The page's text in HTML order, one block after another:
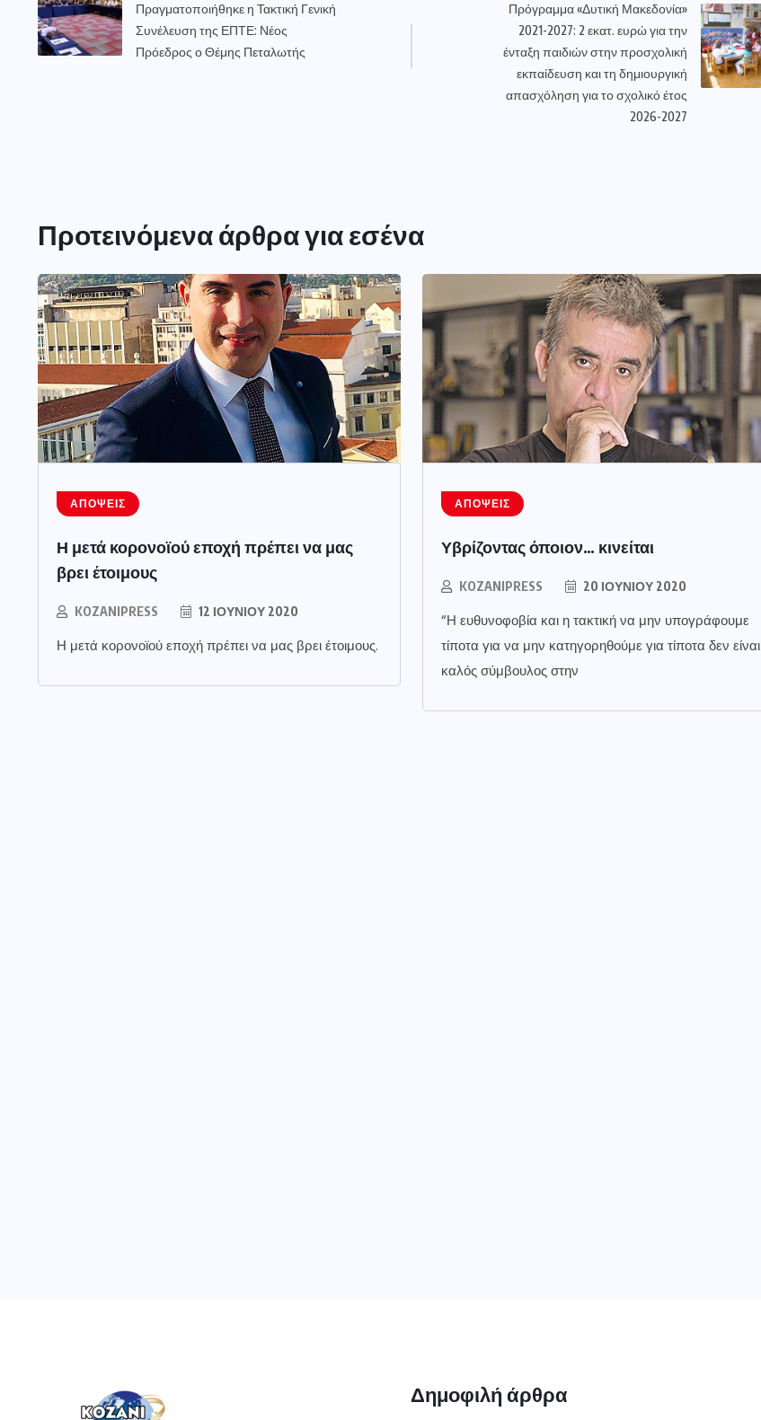
Πραγματοποιήθηκε η Τακτική Γενική
Συνέλευση της ΕΠΤΕ: Νέος
Πρόεδρος ο Θέμης Πεταλωτής
Πρόγραμμα «Δυτική Μακεδονία»
2021-2027: 2 εκατ. ευρώ για την
ένταξη παιδιών στην προσχολική
εκπαίδευση και τη δημιουργική
απασχόληση για το σχολικό έτος
2026-2027
Προτεινόμενα άρθρα για εσένα
ΑΠΌΨΕΙΣ
Η μετά κορονοϊού εποχή πρέπει να μας
βρει έτοιμους
KOZANIPRESS 12 ΙΟΥΝΊΟΥ 2020
Η μετά κορονοϊού εποχή πρέπει να μας βρει έτοιμους.
ΑΠΌΨΕΙΣ
Υβρίζοντας όποιον… κινείται
KOZANIPRESS 20 ΙΟΥΝΊΟΥ 2020
“Η ευθυνοφοβία και η τακτική να μην υπογράφουμε
τίποτα για να μην κατηγορηθούμε για τίποτα δεν είναι
καλός σύμβουλος στην
Δημοφιλή άρθρα